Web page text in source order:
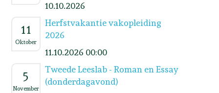
10.10.2026
11
Oktober
Herfstvakantie vakopleiding
2026
11.10.2026 00:00
5
November
Tweede Leeslab - Roman en Essay
(donderdagavond)